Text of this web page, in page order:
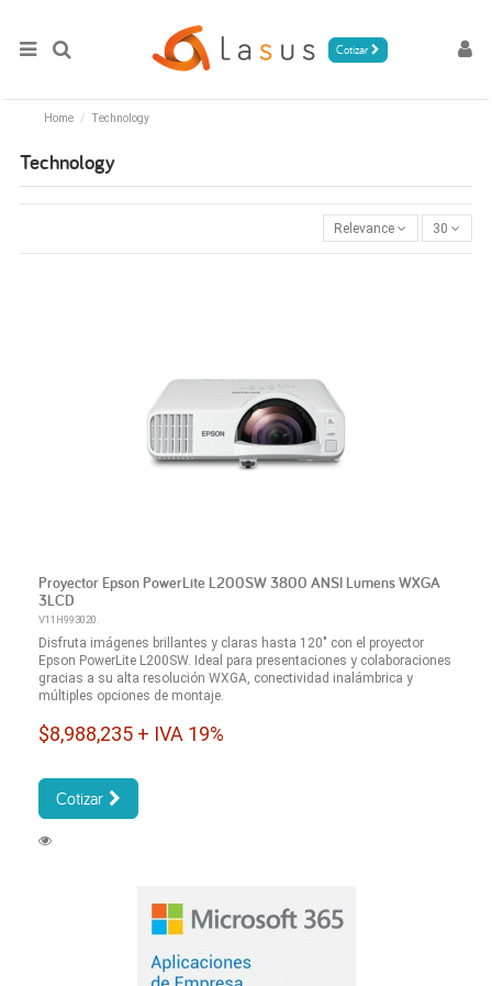
Cotizar
Home Technology
Technology
Relevance 30
Proyector Epson PowerLite L200SW 3800 ANSI Lumens WXGA
3LCD
V11H993020.
Disfruta imágenes brillantes y claras hasta 120" con el proyector
Epson PowerLite L200SW. Ideal para presentaciones y colaboraciones
gracias a su alta resolución WXGA, conectividad inalámbrica y
múltiples opciones de montaje.
$8,988,235 + IVA 19%
Cotizar